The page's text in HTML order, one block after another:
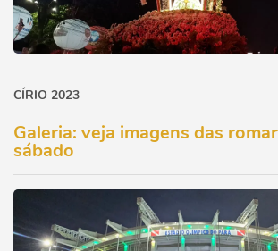
CÍRIO 2023
Galeria: veja imagens das
sábado